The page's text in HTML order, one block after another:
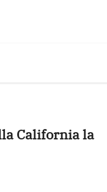
California la